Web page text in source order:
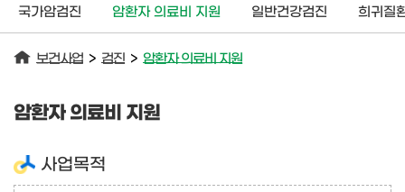
국가암검진 암환자 의료비 지원 일반건강검진 희귀질
보건사업 > 검진 > 암환자 의료비 지원
암환자 의료비 지원
사업목적